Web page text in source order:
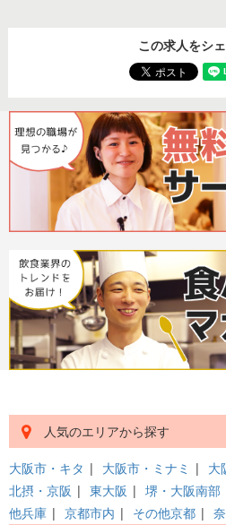
この求人をシ
人気のエリアから探す
大阪市・キタ | 大阪市・ミナミ | 大
北摂・京阪 | 東大阪 | 堺・大阪南部
他兵庫 | 京都市内 | その他京都 |